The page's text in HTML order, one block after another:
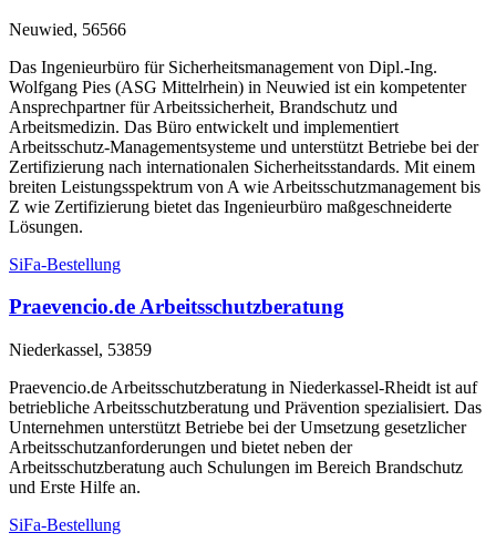
Neuwied, 56566
Das Ingenieurbüro für Sicherheitsmanagement von Dipl.-Ing.
Wolfgang Pies (ASG Mittelrhein) in Neuwied ist ein kompetenter
Ansprechpartner für Arbeitssicherheit, Brandschutz und
Arbeitsmedizin. Das Büro entwickelt und implementiert
Arbeitsschutz-Managementsysteme und unterstützt Betriebe bei der
Zertifizierung nach internationalen Sicherheitsstandards. Mit einem
breiten Leistungsspektrum von A wie Arbeitsschutzmanagement bis
Z wie Zertifizierung bietet das Ingenieurbüro maßgeschneiderte
Lösungen.
SiFa-Bestellung
Praevencio.de Arbeitsschutzberatung
Niederkassel, 53859
Praevencio.de Arbeitsschutzberatung in Niederkassel-Rheidt ist auf
betriebliche Arbeitsschutzberatung und Prävention spezialisiert. Das
Unternehmen unterstützt Betriebe bei der Umsetzung gesetzlicher
Arbeitsschutzanforderungen und bietet neben der
Arbeitsschutzberatung auch Schulungen im Bereich Brandschutz
und Erste Hilfe an.
SiFa-Bestellung